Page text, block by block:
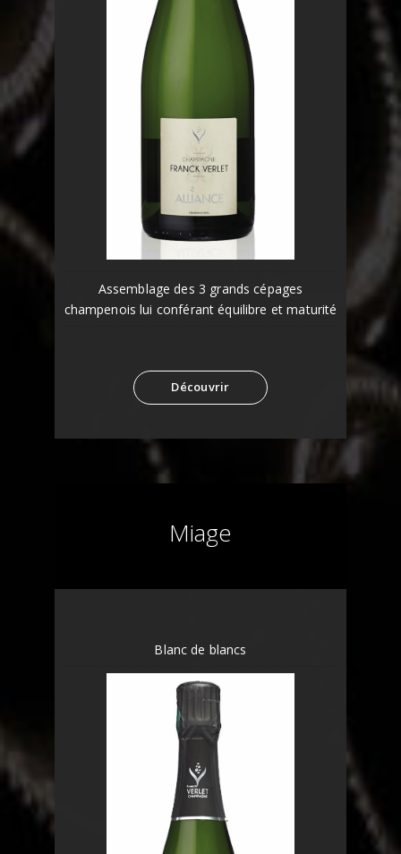
Assemblage des 3 grands cépages
champenois lui conférant équilibre et maturité
Découvrir
Miage
Blanc de blancs